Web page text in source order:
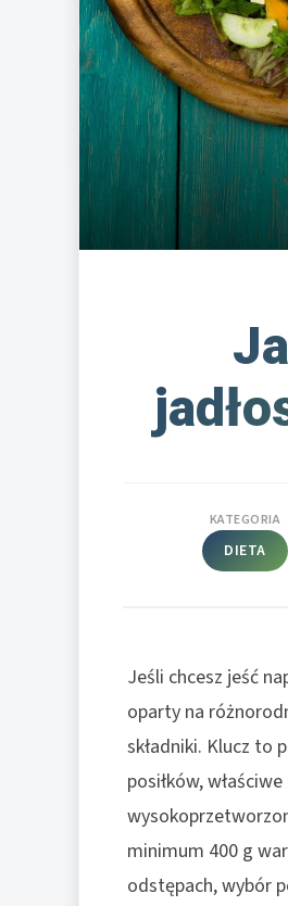
KATEGORIA
DIETA
Jeśli chcesz jeść
oparty na
składniki. Klucz to
posiłków,
minimum 400 g
odstępach, wybór